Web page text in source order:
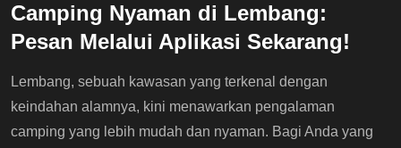
Camping Nyaman di Lembang:
Pesan Melalui Aplikasi Sekarang!
Lembang, sebuah kawasan yang terkenal dengan
keindahan alamnya, kini menawarkan pengalaman
camping yang lebih mudah dan nyaman. Bagi Anda yang